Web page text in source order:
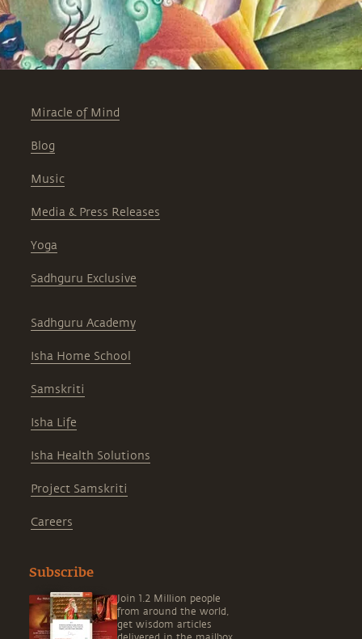
Miracle of Mind
Blog
Music
Media & Press Releases
Yoga
Sadhguru Exclusive
Sadhguru Academy
Isha Home School
Samskriti
Isha Life
Isha Health Solutions
Project Samskriti
Careers
Subscribe
Join 1.2 Million people
from around the world,
get wisdom articles